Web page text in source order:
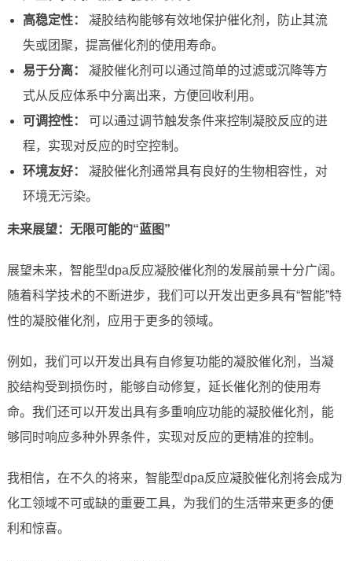
高稳定性：
凝胶结构能够有效地保护催化剂，防止其流
失或团聚，提高催化剂的使用寿命。
易于分离：
凝胶催化剂可以通过简单的过滤或沉降等方
式从反应体系中分离出来，方便回收利用。
可调控性：
可以通过调节触发条件来控制凝胶反应的进
程，实现对反应的时空控制。
环境友好：
凝胶催化剂通常具有良好的生物相容性，对
环境无污染。
未来展望：无限可能的“蓝图”
展望未来，智能型dpa反应凝胶催化剂的发展前景十分广阔。
随着科学技术的不断进步，我们可以开发出更多具有“智能”特
性的凝胶催化剂，应用于更多的领域。
例如，我们可以开发出具有自修复功能的凝胶催化剂，当凝
胶结构受到损伤时，能够自动修复，延长催化剂的使用寿
命。我们还可以开发出具有多重响应功能的凝胶催化剂，能
够同时响应多种外界条件，实现对反应的更精准的控制。
我相信，在不久的将来，智能型dpa反应凝胶催化剂将会成为
化工领域不可或缺的重要工具，为我们的生活带来更多的便
利和惊喜。